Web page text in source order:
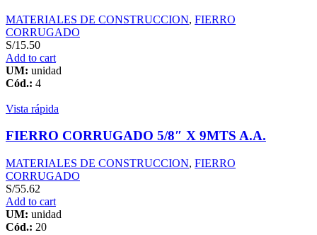
MATERIALES DE CONSTRUCCION, FIERRO
CORRUGADO
S/15.50
Add to cart
UM: unidad
Cód.: 4
Vista rápida
FIERRO CORRUGADO 5/8″ X 9MTS A.A.
MATERIALES DE CONSTRUCCION, FIERRO
CORRUGADO
S/55.62
Add to cart
UM: unidad
Cód.: 20